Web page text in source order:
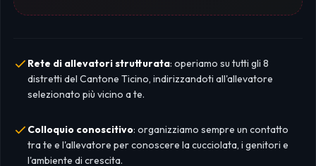
Rete di allevatori strutturata: operiamo su tutti gli 8
distretti del Cantone Ticino, indirizzandoti all'allevatore
selezionato più vicino a te.
Colloquio conoscitivo: organizziamo sempre un contatto
tra te e l'allevatore per conoscere la cucciolata, i genitori e
l'ambiente di crescita.